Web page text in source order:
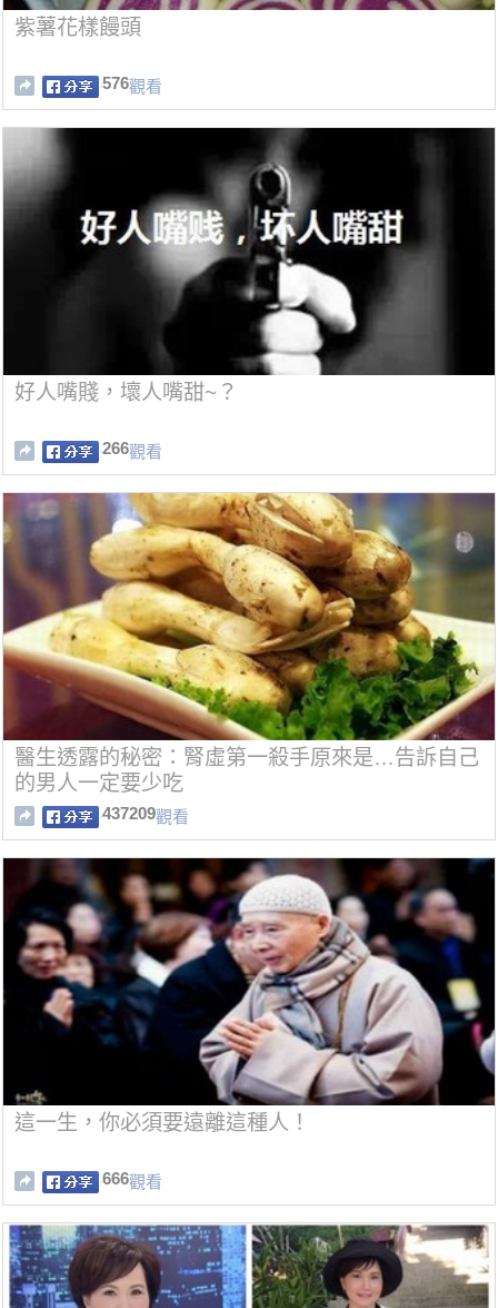
紫薯花樣饅頭
576觀看
好人嘴賤，壞人嘴甜~？
266觀看
醫生透露的秘密：腎虛第一殺手原來是…告訴自己
的男人一定要少吃
437209觀看
這一生，你必須要遠離這種人！
666觀看